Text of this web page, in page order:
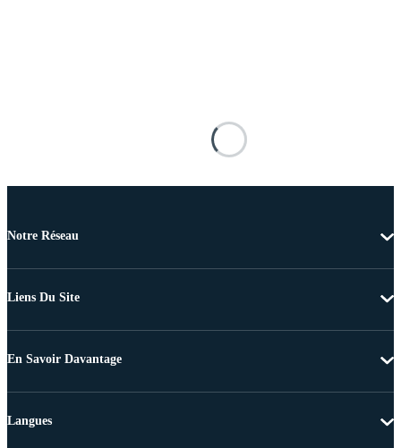
Notre Réseau
Liens Du Site
En Savoir Davantage
Langues